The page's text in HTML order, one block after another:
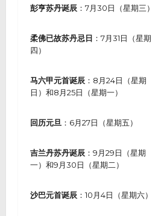
彭亨苏丹诞辰 ：7月30日（星期三）
柔佛已故苏丹忌日 ：7月31日（星期
四）
马六甲元首诞辰 ：8月24日（星期
日）和8月25日（星期一）
回历元旦 ：6月27日（星期五）
吉兰丹苏丹诞辰 ：9月29日（星期
一）和9月30日（星期二）
沙巴元首诞辰 ：10月4日（星期六）